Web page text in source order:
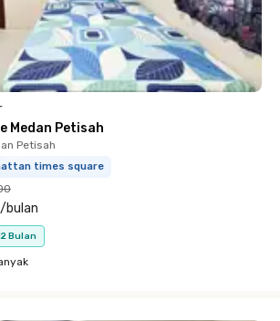
Medan Petisah
Petisah
times square
/bulan
Bulan